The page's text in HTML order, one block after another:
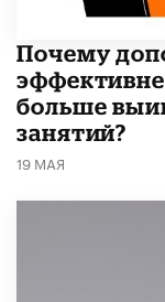
​Почему
больше
занятий?
19 МАЯ